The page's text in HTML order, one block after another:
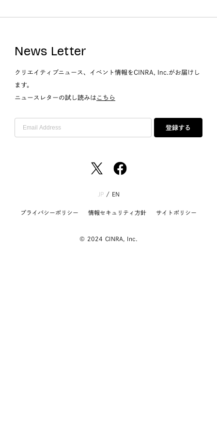
News Letter
クリエイティブニュース、イベント情報をCINRA, Inc.がお届けし
ます。
ニュースレターの試し読みは こちら
登録する
JP/ EN
プライバシーポリシー 情報セキュリティ方針 サイトポリシー
© 2024 CINRA, Inc.